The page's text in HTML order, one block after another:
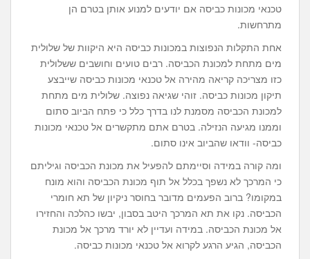
טכנאי מכונות כביסה אם יודעים למנוע אותן בטרם הן
מתרחשות.
אחת התקלות הנפוצות במכונות כביסה היא היקוות של שלולית
מים מתחת למכונת הכביסה. רבים טועים וחושבים ששלולית
כזו מצריכה קריאה מהירה אל טכנאי מכונות כביסה שייבצע
תיקון מכונות כביסה. זוהי שגיאה נפוצה. שלולית מים מתחת
למכונת הכביסה מסמנת לנו בדרך כלל כי פתח הביוב סתום
וממנו מגיעה הנזילה. בטרם אתם מתקשרים אל טכנאי מכונות
כביסה- וודאו שהביוב אינו סתום.
ומה קורה במידה וסיימתם להפעיל את מכונת הכביסה וגיליתם
כי המרכך לא נשפך בכלל אל תוף מכונת הכביסה והוא מונח
במקומו? ברוב הפעמים מדובר בחוסר ניקיון של תא חומרי
הכביסה. נקו את תא המרכך היטב בסבון, יבשו כהלכה והחזירו
אל מכונת הכביסה. במידה ועדיין לא יורד מרכך אל מכונת
הכביסה, הגיע הרגע לקרוא אל טכנאי מכונות כביסה.